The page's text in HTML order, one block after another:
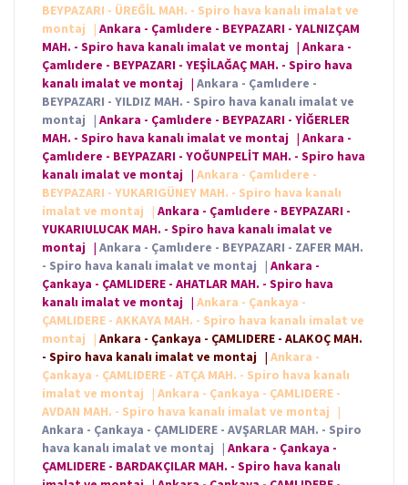
BEYPAZARI - ÜREĞİL MAH. - Spiro hava kanalı imalat ve
montaj
| Ankara - Çamlıdere - BEYPAZARI - YALNIZÇAM
MAH. - Spiro hava kanalı imalat ve montaj | Ankara -
Çamlıdere - BEYPAZARI - YEŞİLAĞAÇ MAH. - Spiro hava
kanalı imalat ve montaj | Ankara - Çamlıdere -
BEYPAZARI - YILDIZ MAH. - Spiro hava kanalı imalat ve
montaj | Ankara - Çamlıdere - BEYPAZARI - YİĞERLER
MAH. - Spiro hava kanalı imalat ve montaj | Ankara -
Çamlıdere - BEYPAZARI - YOĞUNPELİT MAH. - Spiro hava
kanalı imalat ve montaj | Ankara - Çamlıdere -
BEYPAZARI - YUKARIGÜNEY MAH. - Spiro hava kanalı
imalat ve montaj
| Ankara - Çamlıdere - BEYPAZARI -
YUKARIULUCAK MAH. - Spiro hava kanalı imalat ve
montaj | Ankara - Çamlıdere - BEYPAZARI - ZAFER MAH.
- Spiro hava kanalı imalat ve montaj | Ankara -
Çankaya - ÇAMLIDERE - AHATLAR MAH. - Spiro hava
kanalı imalat ve montaj | Ankara - Çankaya -
ÇAMLIDERE - AKKAYA MAH. - Spiro hava kanalı imalat ve
montaj
| Ankara - Çankaya - ÇAMLIDERE - ALAKOÇ MAH.
- Spiro hava kanalı imalat ve montaj | Ankara -
Çankaya - ÇAMLIDERE - ATÇA MAH. - Spiro hava kanalı
imalat ve montaj
| Ankara - Çankaya - ÇAMLIDERE -
AVDAN MAH. - Spiro hava kanalı imalat ve montaj
|
Ankara - Çankaya - ÇAMLIDERE - AVŞARLAR MAH. - Spiro
hava kanalı imalat ve montaj | Ankara - Çankaya -
ÇAMLIDERE - BARDAKÇILAR MAH. - Spiro hava kanalı